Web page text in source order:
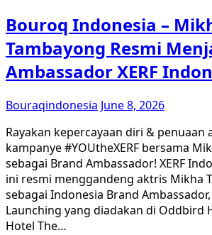
Bouroq Indonesia –
Tambayong Resmi
Ambassador XERF
Bouraqindonesia June 8, 2026
Rayakan kepercayaan diri & penuaan
kampanye #YOUtheXERF bersama
sebagai Brand Ambassador! XERF
ini resmi menggandeng aktris Mikha
sebagai Indonesia Brand
Launching yang diadakan di Oddbird
Hotel The…